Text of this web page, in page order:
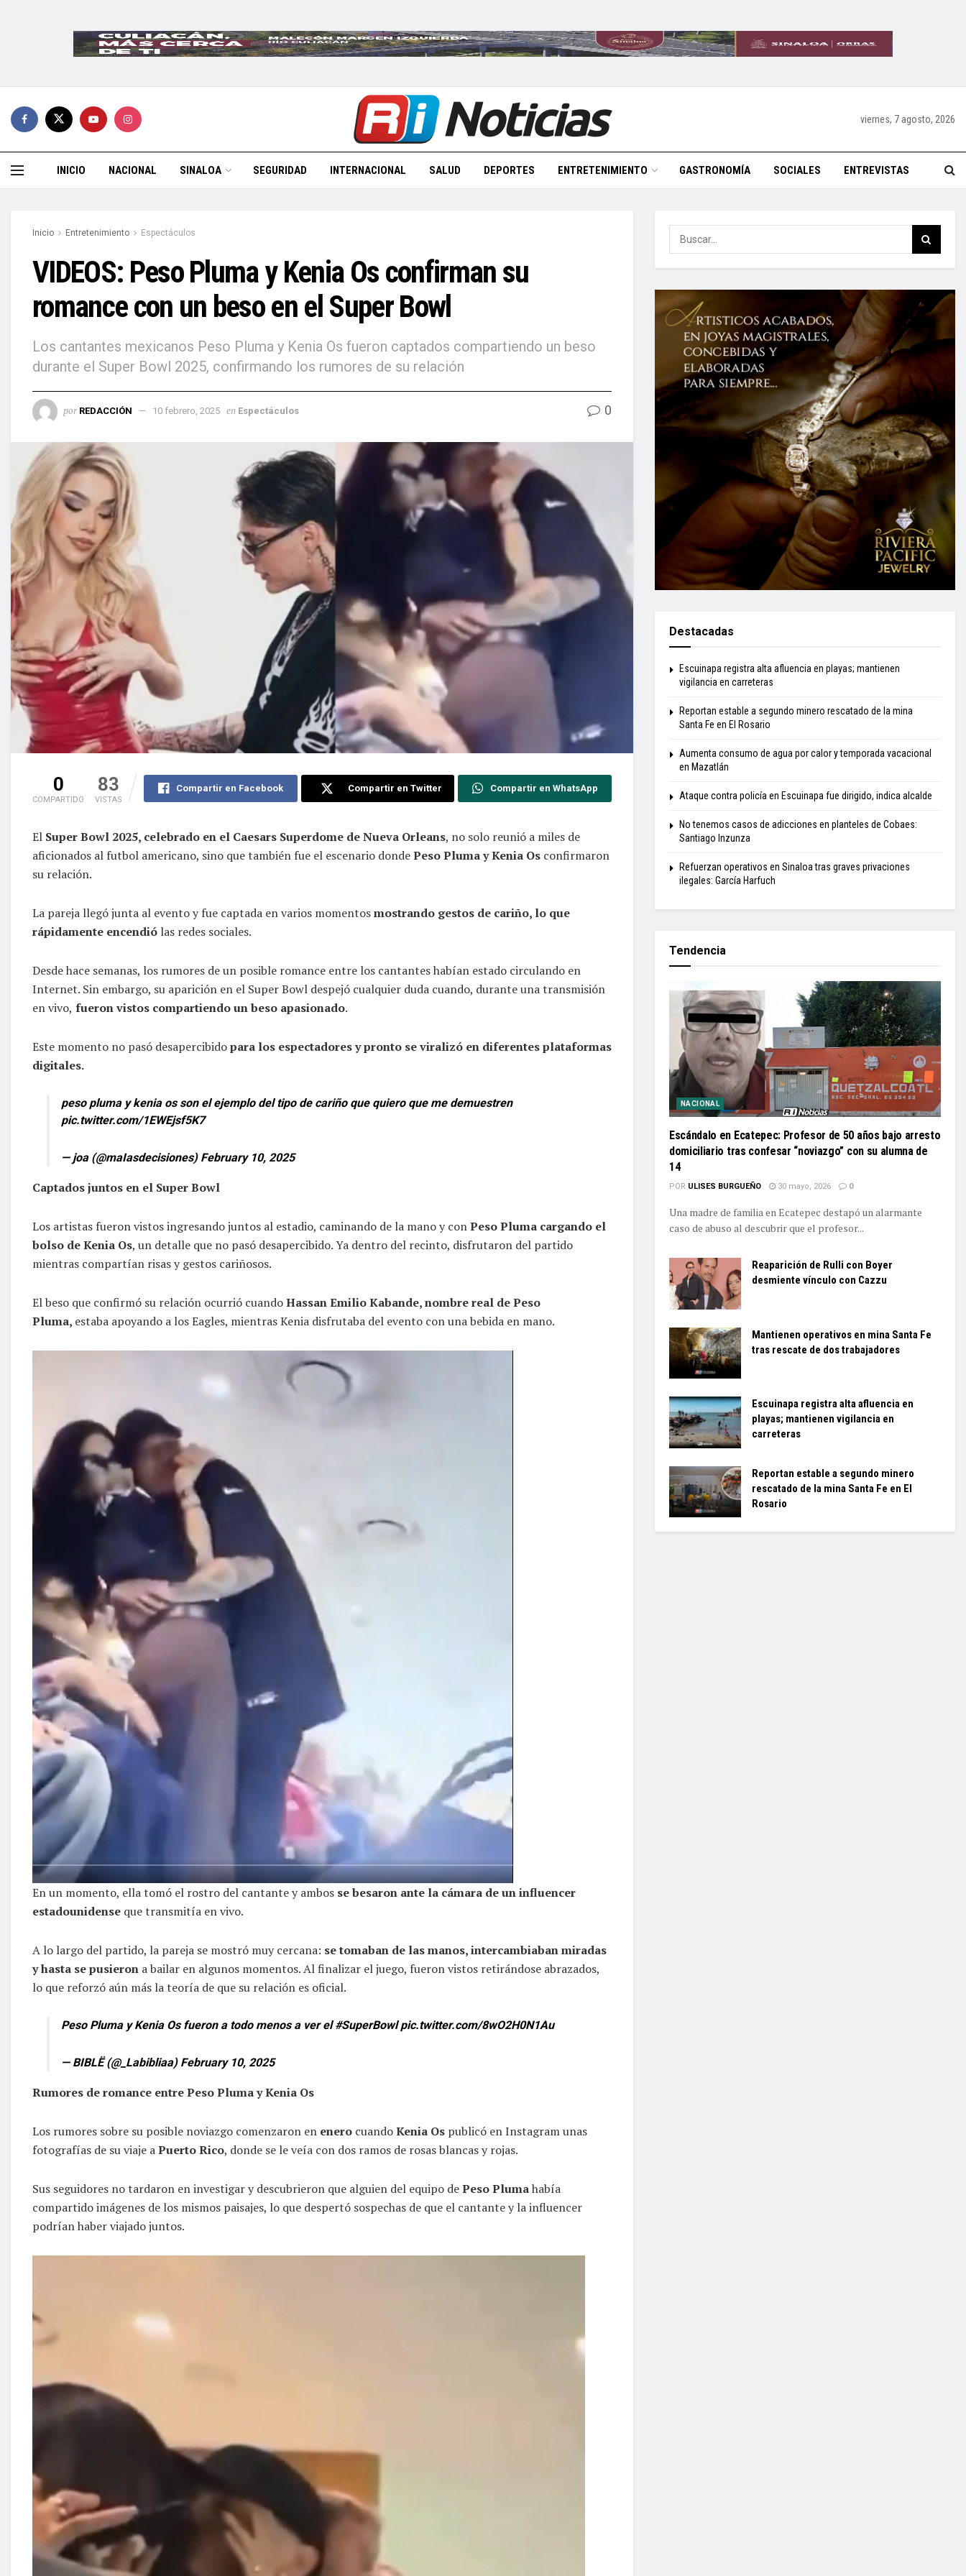
viernes, 7 agosto, 2026
INICIO NACIONAL SINALOA SEGURIDAD INTERNACIONAL SALUD DEPORTES ENTRETENIMIENTO GASTRONOMÍA SOCIALES ENTREVISTAS
Inicio Entretenimiento Espectáculos
VIDEOS: Peso Pluma y Kenia Os confirman su
romance con un beso en el Super Bowl
Los cantantes mexicanos Peso Pluma y Kenia Os fueron captados compartiendo un beso
durante el Super Bowl 2025, confirmando los rumores de su relación
por REDACCIÓN 10 febrero, 2025 en Espectáculos 0
0
COMPARTIDO
83
VISTAS
Compartir en Facebook Compartir en Twitter Compartir en WhatsApp
El Super Bowl 2025, celebrado en el Caesars Superdome de Nueva Orleans, no solo reunió a miles de
aficionados al futbol americano, sino que también fue el escenario dondePeso Pluma y Kenia Os confirmaron
su relación.
La pareja llegó junta al evento y fue captada en varios momentosmostrando gestos de cariño, lo que
rápidamente encendió las redes sociales.
Desde hace semanas, los rumores de un posible romance entre los cantantes habían estado circulando en
Internet. Sin embargo, su aparición en el Super Bowl despejó cualquier duda cuando, durante una transmisión
en vivo, fueron vistos compartiendo un beso apasionado.
Este momento no pasó desapercibidopara los espectadores y pronto se viralizó en diferentes plataformas
digitales.
peso pluma y kenia os son el ejemplo del tipo de cariño que quiero que me demuestren
pic.twitter.com/1EWEjsf5K7
— joa (@maIasdecisiones) February 10, 2025
Captados juntos en el Super Bowl
Los artistas fueron vistos ingresando juntos al estadio, caminando de la mano y conPeso Pluma cargando el
bolso de Kenia Os, un detalle que no pasó desapercibido. Ya dentro del recinto, disfrutaron del partido
mientras compartían risas y gestos cariñosos.
El beso que confirmó su relación ocurrió cuandoHassan Emilio Kabande, nombre real de Peso
Pluma, estaba apoyando a los Eagles, mientras Kenia disfrutaba del evento con una bebida en mano.
En un momento, ella tomó el rostro del cantante y ambos se besaron ante la cámara de un influencer
estadounidense que transmitía en vivo.
A lo largo del partido, la pareja se mostró muy cercana: se tomaban de las manos, intercambiaban miradas
y hasta se pusieron a bailar en algunos momentos. Al finalizar el juego, fueron vistos retirándose abrazados,
lo que reforzó aún más la teoría de que su relación es oficial.
Peso Pluma y Kenia Os fueron a todo menos a ver el#SuperBowl pic.twitter.com/8wO2H0N1Au
— BIBLË (@_Labibliaa) February 10, 2025
Rumores de romance entre Peso Pluma y Kenia Os
Los rumores sobre su posible noviazgo comenzaron en enero cuandoKenia Os publicó en Instagram unas
fotografías de su viaje aPuerto Rico, donde se le veía con dos ramos de rosas blancas y rojas.
Sus seguidores no tardaron en investigar y descubrieron que alguien del equipo dePeso Plumahabía
compartido imágenes de los mismos paisajes, lo que despertó sospechas de que el cantante y la influencer
podrían haber viajado juntos.
Destacadas
Escuinapa registra alta afluencia en playas; mantienen
vigilancia en carreteras
Reportan estable a segundo minero rescatado de la mina
Santa Fe en El Rosario
Aumenta consumo de agua por calor y temporada vacacional
en Mazatlán
Ataque contra policía en Escuinapa fue dirigido, indica alcalde
No tenemos casos de adicciones en planteles de Cobaes:
Santiago Inzunza
Refuerzan operativos en Sinaloa tras graves privaciones
ilegales: García Harfuch
Tendencia
NACIONAL
Escándalo en Ecatepec: Profesor de 50 años bajo arresto
domiciliario tras confesar “noviazgo” con su alumna de
14
POR ULISES BURGUEÑO 30 mayo, 2026 0
Una madre de familia en Ecatepec destapó un alarmante
caso de abuso al descubrir que el profesor...
Reaparición de Rulli con Boyer
desmiente vínculo con Cazzu
Mantienen operativos en mina Santa Fe
tras rescate de dos trabajadores
Escuinapa registra alta afluencia en
playas; mantienen vigilancia en
carreteras
Reportan estable a segundo minero
rescatado de la mina Santa Fe en El
Rosario